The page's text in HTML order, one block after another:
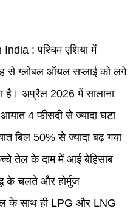
: पश्चिम एशिया में
से ग्लोबल ऑयल सप्लाई को लगे
है। अप्रैल 2026 में सालाना
4 फीसदी से ज्यादा घटा
बिल 50% से ज्यादा बढ़ गया
तेल के दाम में आई बेहिसाब
के चलते और होर्मुज
साथ ही LPG और LNG